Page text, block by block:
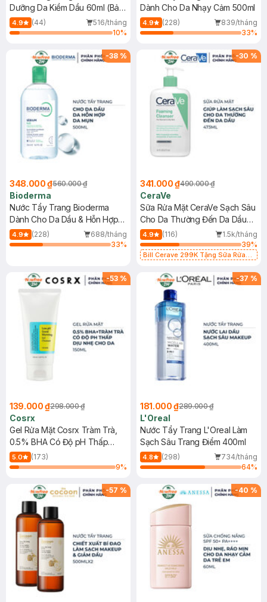
Dưỡng Da Kiềm Dầu 60ml (Bản
Mới)
4.9 (44)
516/tháng
10%
Dành Cho Da Nhạy Cảm 500ml
4.9 (228)
839/tháng
33%
-38 %
348.000 ₫560.000 ₫
Bioderma
Nước Tẩy Trang Bioderma
Dành Cho Da Dầu & Hỗn Hợp
500ml
4.9 (228)
688/tháng
33%
-30 %
341.000 ₫490.000 ₫
CeraVe
Sữa Rửa Mặt CeraVe Sạch Sâu
Cho Da Thường Đến Da Dầu
473ml
4.9 (116)
1.5k/tháng
39%
Bill Cerave 299K Tặng Sữa Rửa
-53 %
139.000 ₫298.000 ₫
Cosrx
Gel Rửa Mặt Cosrx Tràm Trà,
0.5% BHA Có Độ pH Thấp
150ml
5.0
(173)
9%
-37 %
181.000 ₫289.000 ₫
L'Oreal
Nước Tẩy Trang L'Oreal Làm
Sạch Sâu Trang Điểm 400ml
4.8 (298)
734/tháng
64%
-57 % -40 %